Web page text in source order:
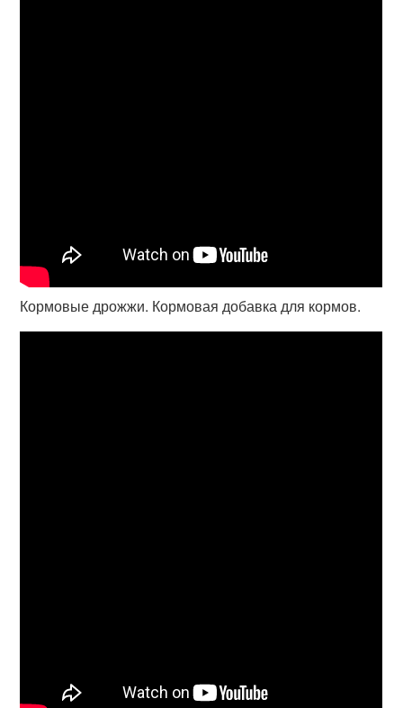
Кормовые дрожжи. Кормовая добавка для кормов.